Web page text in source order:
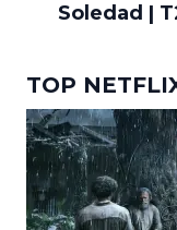
Soledad |
TOP